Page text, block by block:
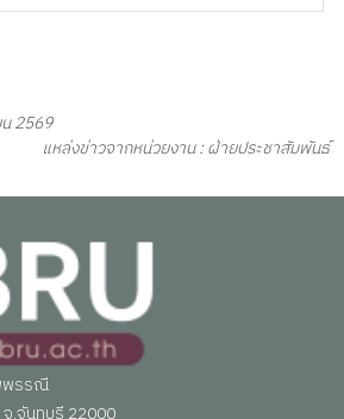
2569
แหล่งข่าวจากหน่วยงาน : ฝ่ายประชาสัมพันธ์
พรรณี
จ.จันทบุรี 22000